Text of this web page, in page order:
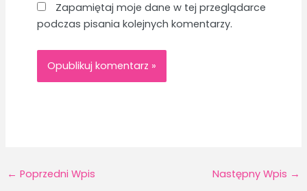
Zapamiętaj moje dane w tej przeglądarce
podczas pisania kolejnych komentarzy.
← Poprzedni Wpis Następny Wpis →